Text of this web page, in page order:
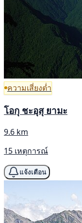
ความเสี่ยงต่ำ
โอกุ ชะอุสุ ยามะ
9.6 km
15 เหตุการณ์
แจ้งเตือน